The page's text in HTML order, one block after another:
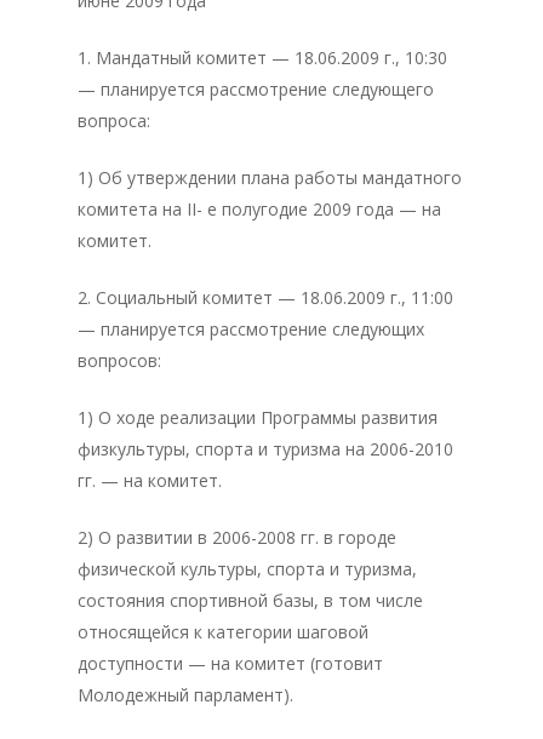
1. Мандатный комитет — 18.06.2009 г., 10:30
— планируется рассмотрение следующего
вопроса:
1) Об утверждении плана работы мандатного
комитета на II- е полугодие 2009 года — на
комитет.
2. Социальный комитет — 18.06.2009 г., 11:00
— планируется рассмотрение следующих
вопросов:
1) О ходе реализации Программы развития
физкультуры, спорта и туризма на 2006-2010
гг. — на комитет.
2) О развитии в 2006-2008 гг. в городе
физической культуры, спорта и туризма,
состояния спортивной базы, в том числе
относящейся к категории шаговой
доступности — на комитет (готовит
Молодежный парламент).